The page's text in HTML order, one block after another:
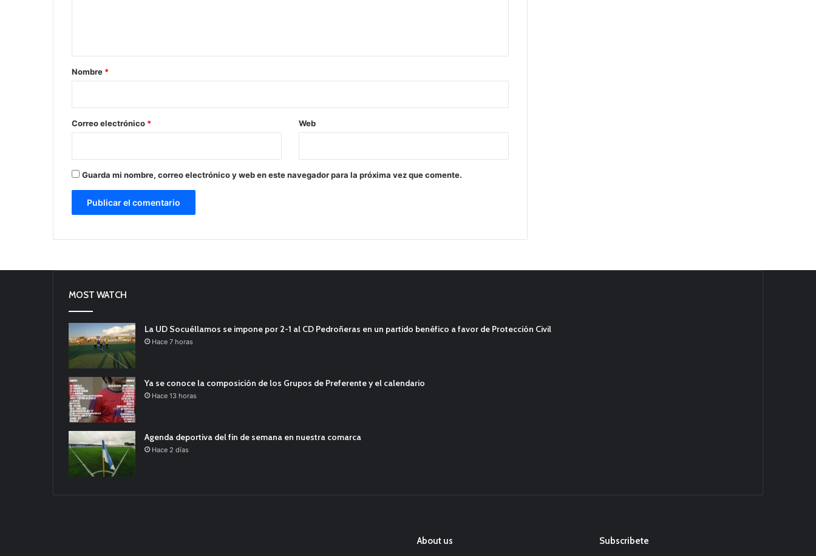
r
*
Nombre *
Correo electrónico * Web
Guarda mi nombre, correo electrónico y web en este navegador para la próxima vez que comente.
MOST WATCH
La UD Socuéllamos se impone por 2-1 al CD Pedroñeras en un partido benéfico a favor de Protección Civil
Hace 7 horas
Ya se conoce la composición de los Grupos de Preferente y el calendario
Hace 13 horas
Agenda deportiva del fin de semana en nuestra comarca
Hace 2 días
About us Subscribete